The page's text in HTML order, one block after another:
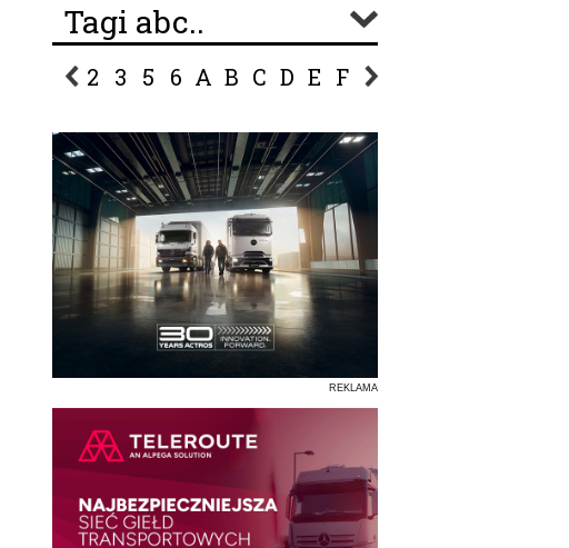
Tagi abc..
2 3 5 6 A B C D E F G
REKLAMA